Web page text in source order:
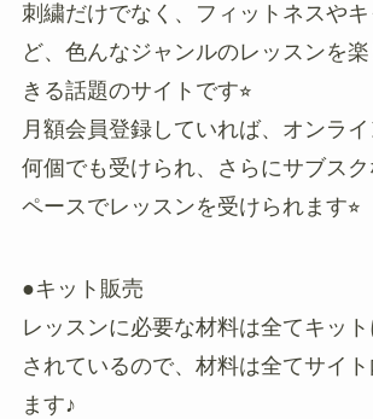
刺繍だけでなく、フィットネスや
ど、色んなジャンルのレッスンを
きる話題のサイトです⭐︎
月額会員登録していれば、オンラ
何個でも受けられ、さらにサブス
ペースでレッスンを受けられます⭐︎
●キット販売
レッスンに必要な材料は全てキッ
されているので、材料は全てサイ
ます♪